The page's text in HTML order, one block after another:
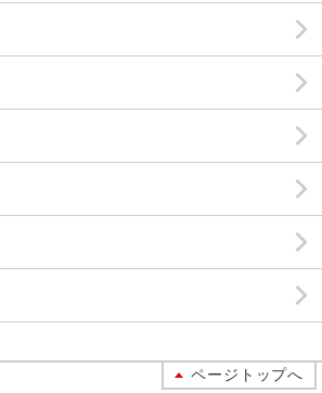
ページトップへ